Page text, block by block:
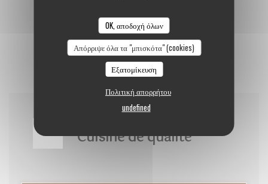
OK, αποδοχή όλων
Απόρριψε όλα τα "μπισκότα" (cookies)
Εξατομίκευση
Πολιτική απορρήτου
undefined
Cuisine de qualité